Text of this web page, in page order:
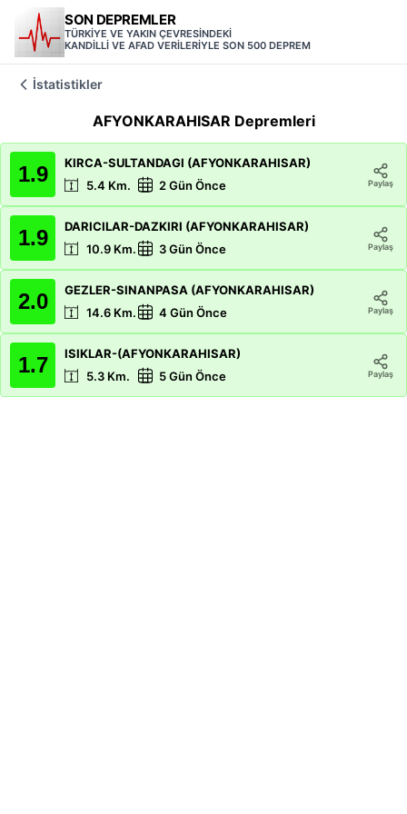
SON DEPREMLER
TÜRKİYE VE YAKIN ÇEVRESİNDEKİ
KANDİLLİ VE AFAD VERİLERİYLE SON 500 DEPREM
İstatistikler
AFYONKARAHISAR Depremleri
1.9
KIRCA-SULTANDAGI (AFYONKARAHISAR)
5.4 Km. 2 Gün Önce Paylaş
1.9
DARICILAR-DAZKIRI (AFYONKARAHISAR)
10.9 Km. 3 Gün Önce Paylaş
2.0
GEZLER-SINANPASA (AFYONKARAHISAR)
14.6 Km. 4 Gün Önce Paylaş
1.7
ISIKLAR-(AFYONKARAHISAR)
5.3 Km. 5 Gün Önce Paylaş